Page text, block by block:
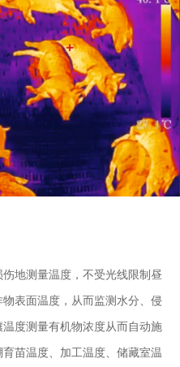
地测量温度，不受光线限制昼
表面温度，从而监测水分、侵
度测量有机物浓度从而自动施
苗温度、加工温度、储藏室温